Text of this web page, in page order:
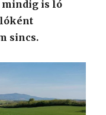
mindig is ló
lóként
sincs.